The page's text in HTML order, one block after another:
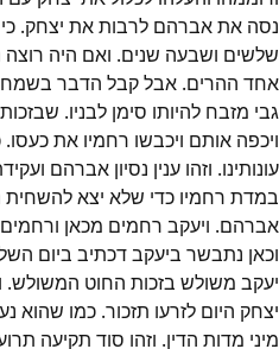
נסה את אברהם לרבות את יצחק. כי
שלשים ושבעה שנים. ואם היה רוצה
אחד ההרים. אבל קבל הדבר בשמחה
גבי מזבח להיותו סימן לבניו.
ויכפה אותם ויכבשו רחמיו את
עונותינו. וזהו ענין נסיון אברהם
במדת רחמיו כדי שלא יצא להשחית
אברהם. ויעקב רחמים מכאן
וכאן נתבשר ביעקב דכתיב ביום
יעקב משולש בזכות החוט המשולש.
יצחק היום לזרעו תזכור. כמו שהוא
מיני מדות הדין. וזהו סוד תקיעה